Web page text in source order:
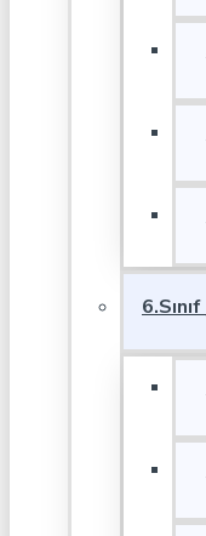
6.Sınıf